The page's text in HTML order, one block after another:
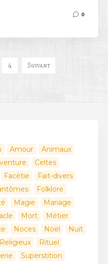
0
4 Suivant
Amour
Animaux
Celtes
Facétie
Fait-divers
Folklore
Magie
Mariage
Mort
Métier
Noces Noël
Nuit
Religieux
Rituel
Superstition